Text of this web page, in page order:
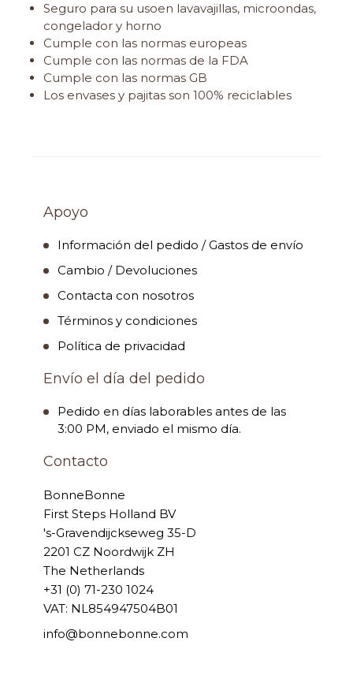
Seguro para su usoen lavavajillas, microondas,
congelador y horno
Cumple con las normas europeas
Cumple con las normas de la FDA
Cumple con las normas GB
Los envases y pajitas son 100% reciclables
Apoyo
Información del pedido / Gastos de envío
Cambio / Devoluciones
Contacta con nosotros
Términos y condiciones
Política de privacidad
Envío el día del pedido
Pedido en días laborables antes de las
3:00 PM, enviado el mismo día.
Contacto
BonneBonne
First Steps Holland BV
's-Gravendijckseweg 35-D
2201 CZ Noordwijk ZH
The Netherlands
+31 (0) 71-230 1024
VAT: NL854947504B01
info@bonnebonne.com